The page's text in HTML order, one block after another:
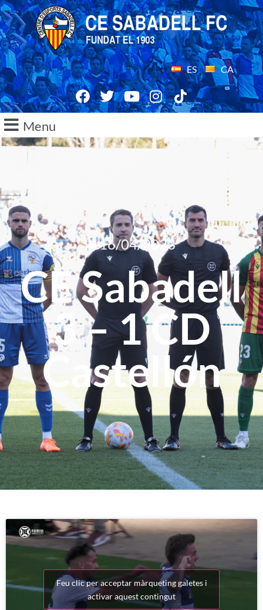
ES CA
Menu
16/04/2023
CE Sabadell
3 – 1 CD
Castellón
Feu clic per acceptar màrqueting galetes i
activar aquest contingut